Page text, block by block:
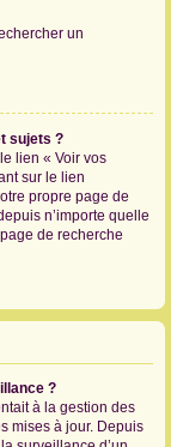
un
sujets ?
lien « Voir vos
sur le lien
propre page de
n’importe quelle
de recherche
?
à la gestion des
mises à jour. Depuis